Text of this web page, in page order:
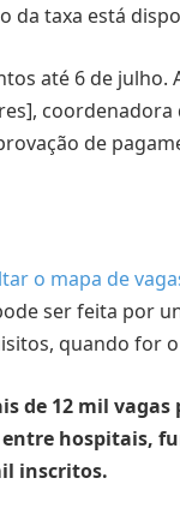
da taxa está
até 6 de julho.
de
o mapa de
ser feita por
quando for
de 12 mil
hospitais,
inscritos.